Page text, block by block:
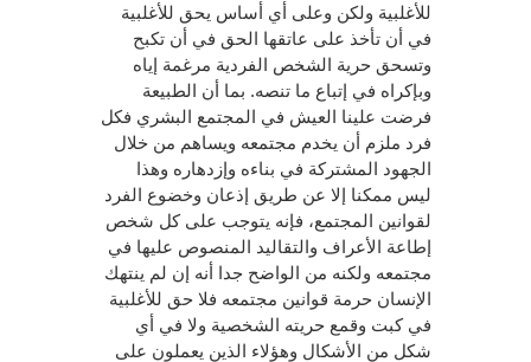
للأغلبية ولكن وعلى أي أساس يحق للأغلبية
في أن تأخذ على عاتقها الحق في أن تكبح
وتسحق حرية الشخص الفردية مرغمة إياه
وبإكراه في إتباع ما تنصه. بما أن الطبيعة
فرضت علينا العيش في المجتمع البشري فكل
فرد ملزم أن يخدم مجتمعه ويساهم من خلال
الجهود المشتركة في بناءه وإزدهاره وهذا
ليس ممكنا إلا عن طريق إذعان وخضوع الفرد
لقوانين المجتمع، فإنه يتوجب على كل شخص
إطاعة الأعراف والتقاليد المنصوص عليها في
مجتمعه ولكنه من الواضح جدا أنه إن لم ينتهك
الإنسان حرمة قوانين مجتمعه فلا حق للأغلبية
في كبت وقمع حريته الشخصية ولا في أي
شكل من الأشكال وهؤلاء الذين يعملون على